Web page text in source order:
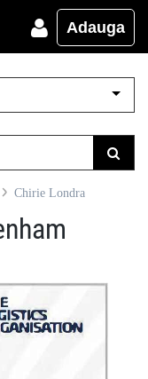
Adauga
Chirie Londra